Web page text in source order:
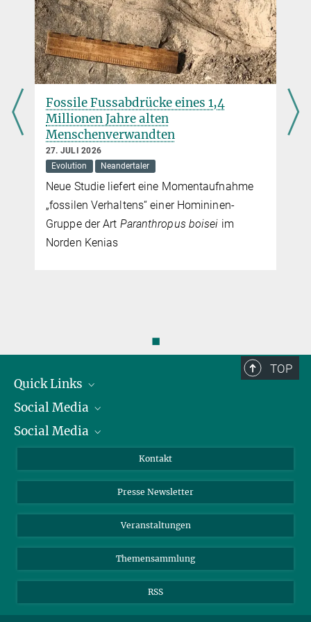
Presse- und Öffentlichkeitsarbeit
Max-Planck-Institut für evolutionäre Anthropologie, Leipzig
+49 341 3550-122
jacob@...
Fossile Fussabdrücke eines 1,4
Millionen Jahre alten
Menschenverwandten
27. JULI 2026
Evolution
Neandertaler
Neue Studie liefert eine Momentaufnahme
„fossilen Verhaltens“ einer Homininen-
Gruppe der Art Paranthropus boisei im
Norden Kenias
◼
TOP
Quick Links
Präsident
Zahlen und Fakten
Social Media
Bluesky
TikTok
Social Media
Instagram
YouTube
Kontakt
Presse Newsletter
Veranstaltungen
Themensammlung
RSS